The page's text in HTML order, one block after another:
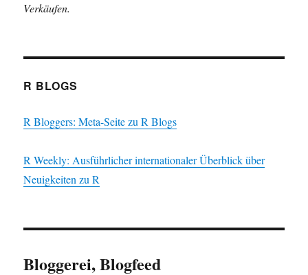
Verkäufen.
R BLOGS
R Bloggers: Meta-Seite zu R Blogs
R Weekly: Ausführlicher internationaler Überblick über
Neuigkeiten zu R
Bloggerei, Blogfeed